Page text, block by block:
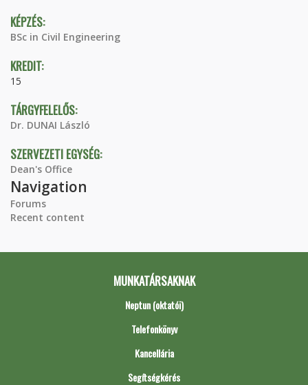
KÉPZÉS:
BSc in Civil Engineering
KREDIT:
15
TÁRGYFELELŐS:
Dr. DUNAI László
SZERVEZETI EGYSÉG:
Dean's Office
Navigation
Forums
Recent content
MUNKATÁRSAKNAK
Neptun (oktatói)
Telefonkönyv
Kancellária
Segítségkérés